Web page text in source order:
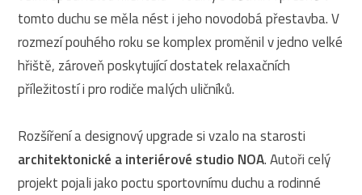
tomto duchu se měla nést i jeho novodobá přestavba. V
rozmezí pouhého roku se komplex proměnil v jedno velké
hřiště, zároveň poskytující dostatek relaxačních
příležitostí i pro rodiče malých uličníků.
Rozšíření a designový upgrade si vzalo na starosti
architektonické a interiérové studio NOA. Autoři celý
projekt pojali jako poctu sportovnímu duchu a rodinné